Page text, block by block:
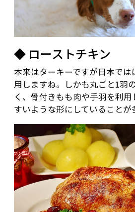
◆ ローストチキン
本来はターキーですが日本で
用しますね。しかも丸ごと1羽
く、骨付きもも肉や手羽を利
すいような形にしていることが